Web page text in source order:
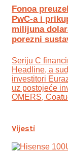
Fonoa
PwC-a i
milijuna
porezni
Seriju C
Headline, a
investitori
uz postojeće
OMERS,
Vijesti